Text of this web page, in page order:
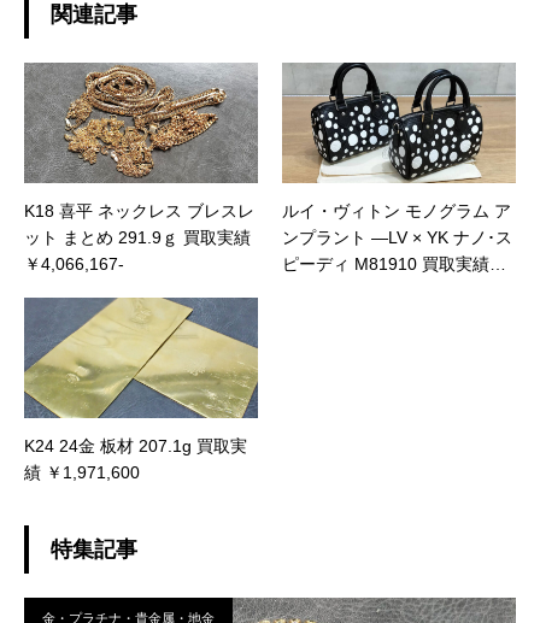
関連記事
K18 喜平 ネックレス ブレスレ
ット まとめ 291.9ｇ 買取実績
￥4,066,167-
ルイ・ヴィトン モノグラム ア
ンプラント ―LV × YK ナノ･ス
ピーディ M81910 買取実績
K24 24金 板材 207.1g 買取実
績 ￥1,971,600
特集記事
金・プラチナ・貴金属・地金